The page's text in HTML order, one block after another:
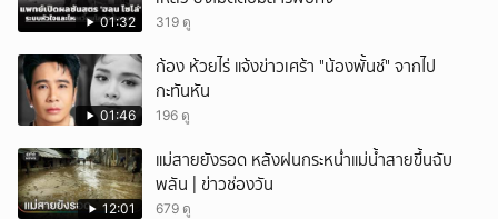
01:32 319 ดู
01:46
ก้อง ห้วยไร่ แจ้งข่าวเศร้า "น้องพั้นช์" จากไป
กะทันหัน
196 ดู
12:01
แม่สายยังรอด หลังฝนกระหน่ำแม่น้ำสายขึ้นฉับ
พลัน | ข่าวช่องวัน
679 ดู
ยกเลิก